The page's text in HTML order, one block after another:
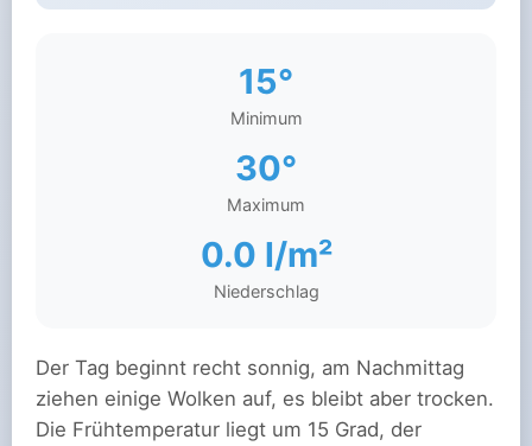
15°
Minimum
30°
Maximum
0.0 l/m²
Niederschlag
Der Tag beginnt recht sonnig, am Nachmittag
ziehen einige Wolken auf, es bleibt aber trocken.
Die Frühtemperatur liegt um 15 Grad, der